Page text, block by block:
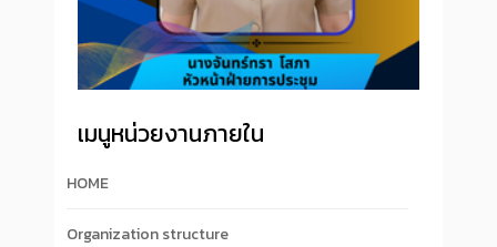
เมนูหน่วยงานภายใน
HOME
Organization structure